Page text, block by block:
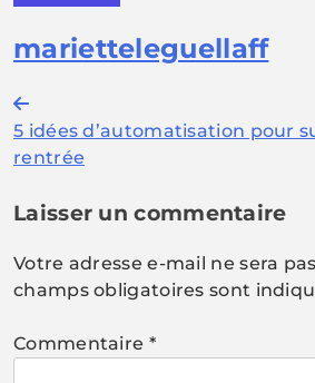
marietteleguellaff
Navigation
de
5 idées d’automatisation pour
rentrée
Laisser un commentaire
Votre adresse e-mail ne sera
champs obligatoires sont
Commentaire *